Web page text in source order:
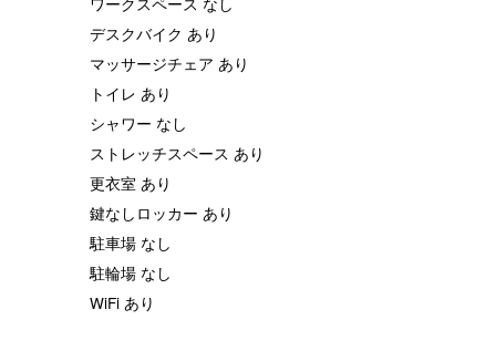
デスクバイク あり
マッサージチェア あり
トイレ あり
シャワー なし
ストレッチスペース あり
更衣室 あり
鍵なしロッカー あり
駐車場 なし
駐輪場 なし
WiFi あり